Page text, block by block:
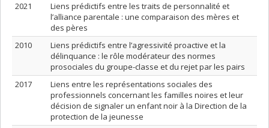
2021
Liens prédictifs entre les traits de personnalité et
l’alliance parentale : une comparaison des mères et
des pères
2010
Liens prédictifs entre l’agressivité proactive et la
délinquance : le rôle modérateur des normes
prosociales du groupe-classe et du rejet par les pairs
2017
Liens entre les représentations sociales des
professionnels concernant les familles noires et leur
décision de signaler un enfant noir à la Direction de la
protection de la jeunesse